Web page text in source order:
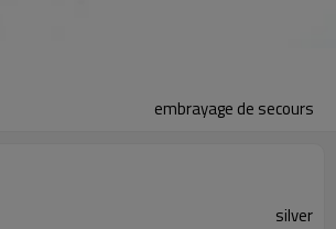
embrayage de secours
silver